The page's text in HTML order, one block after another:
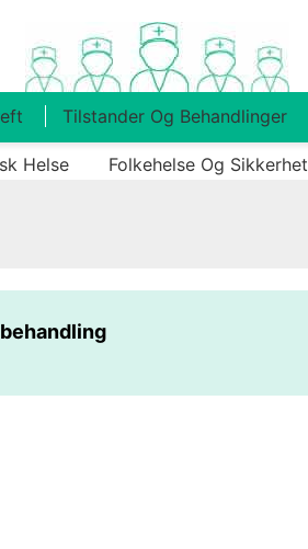
Tilstander Og Behandlinger
Helse Folkehelse Og Sikkerhet